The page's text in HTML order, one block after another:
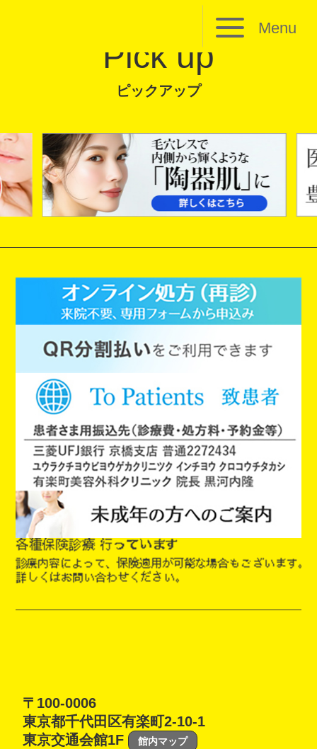
Menu
Pick up
ピックアップ
〒100-0006
東京都千代田区有楽町2-10-1
東京交通会館1F
館内マップ